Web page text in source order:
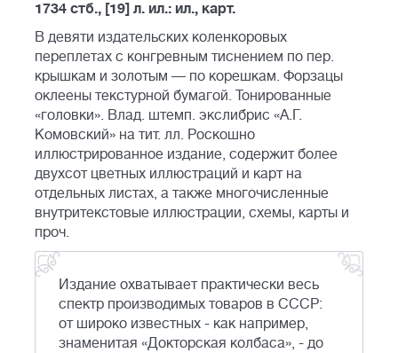
1734 стб., [19] л. ил.: ил., карт.
В девяти издательских коленкоровых
переплетах с конгревным тиснением по пер.
крышкам и золотым — по корешкам. Форзацы
оклеены текстурной бумагой. Тонированные
«головки». Влад. штемп. экслибрис «А.Г.
Комовский» на тит. лл. Роскошно
иллюстрированное издание, содержит более
двухсот цветных иллюстраций и карт на
отдельных листах, а также многочисленные
внутритекстовые иллюстрации, схемы, карты и
проч.
Издание охватывает практически весь
спектр производимых товаров в СССР:
от широко известных - как например,
знаменитая «Докторская колбаса», - до